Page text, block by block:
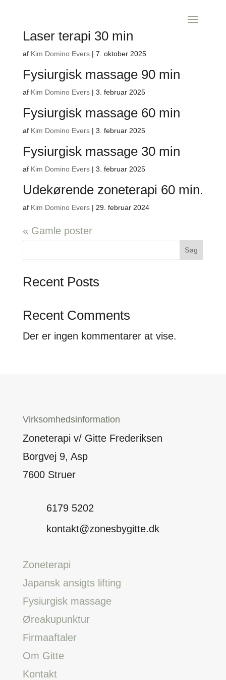
Laser terapi 30 min
af Kim Domino Evers| 7. oktober 2025
Fysiurgisk massage 90 min
af Kim Domino Evers| 3. februar 2025
Fysiurgisk massage 60 min
af Kim Domino Evers| 3. februar 2025
Fysiurgisk massage 30 min
af Kim Domino Evers| 3. februar 2025
Udekørende zoneterapi 60 min.
af Kim Domino Evers| 29. februar 2024
« Gamle poster
Søg
Recent Posts
Recent Comments
Der er ingen kommentarer at vise.
Virksomhedsinformation
Zoneterapi v/ Gitte Frederiksen
Borgvej 9, Asp
7600 Struer
6179 5202
kontakt@zonesbygitte.dk
Zoneterapi
Japansk ansigts lifting
Fysiurgisk massage
Øreakupunktur
Firmaaftaler
Om Gitte
Kontakt